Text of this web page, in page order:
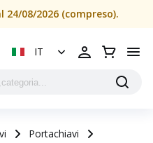
08/2026 (compreso).
IT
Portachiavi